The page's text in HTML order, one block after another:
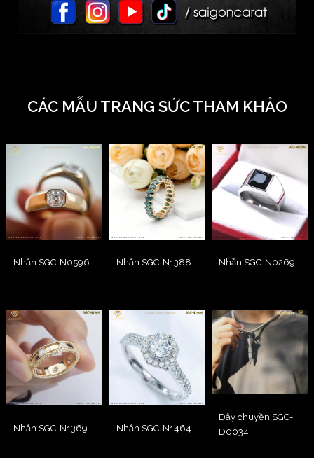
CÁC MẪU TRANG SỨC THAM KHẢO
Nhẫn SGC-N0596 Nhẫn SGC-N1388 Nhẫn SGC-N0269
Nhẫn SGC-N1369 Nhẫn SGC-N1464
Dây chuyền SGC-
D0034